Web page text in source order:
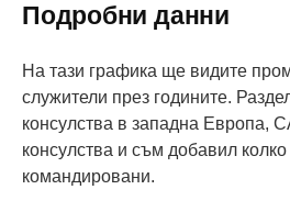
Подробни данни
На тази графика ще видите
служители през годините.
консулства в западна Европа,
консулства и съм добавил
командировани.